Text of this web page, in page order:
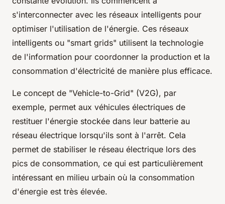
s'interconnecter avec les réseaux intelligents pour
optimiser l'utilisation de l'énergie. Ces réseaux
intelligents ou "smart grids" utilisent la technologie
de l'information pour coordonner la production et la
consommation d'électricité de manière plus efficace.
Le concept de "Vehicle-to-Grid" (V2G), par
exemple, permet aux véhicules électriques de
restituer l'énergie stockée dans leur batterie au
réseau électrique lorsqu'ils sont à l'arrêt. Cela
permet de stabiliser le réseau électrique lors des
pics de consommation, ce qui est particulièrement
intéressant en milieu urbain où la consommation
d'énergie est très élevée.